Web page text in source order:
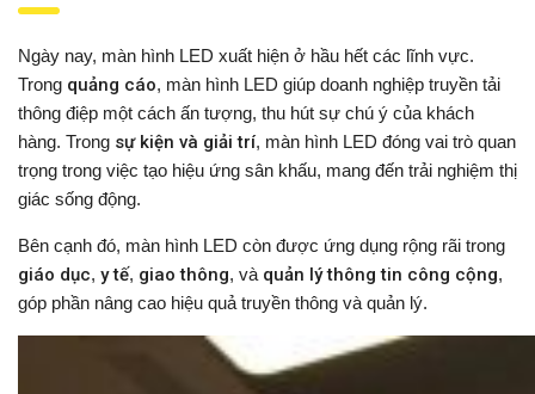
Ngày nay, màn hình LED xuất hiện ở hầu hết các lĩnh vực.
Trong quảng cáo, màn hình LED giúp doanh nghiệp truyền tải
thông điệp một cách ấn tượng, thu hút sự chú ý của khách
hàng. Trong sự kiện và giải trí, màn hình LED đóng vai trò quan
trọng trong việc tạo hiệu ứng sân khấu, mang đến trải nghiệm thị
giác sống động.
Bên cạnh đó, màn hình LED còn được ứng dụng rộng rãi trong
giáo dục, y tế, giao thông, và quản lý thông tin công cộng,
góp phần nâng cao hiệu quả truyền thông và quản lý.